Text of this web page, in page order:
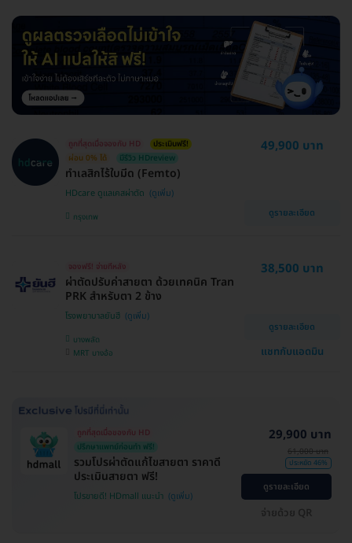
ถูกที่สุดเมื่อจองกับ HD
ประเมินฟรี!
ผ่อน 0% ได้
มีรีวิว HDreview
ทำเลสิกไร้ใบมีด (Femto)
HDcare ดูแลเคสผ่าตัด
กรุงเทพ
49,900 บาท
ดูรายละเอียด
จองฟรี! จ่ายทีหลัง
ผ่าตัดปรับค่าสายตา ด้วยเทคนิค Tran
PRK สำหรับตา 2 ข้าง
โรงพยาบาลยันฮี
บางพลัด
MRT บางอ้อ
38,500 บาท
ดูรายละเอียด
แชทกับแอดมิน
ถูกที่สุดเมื่อของกับ HD
ปรึกษาแพทย์ก่อนทำ ฟรี!
รวมโปรผ่าตัดแก้ไขสายตา ราคาดี
ประเมินสายตา ฟรี!
โปรขายดี! HDmall แนะนำ
29,900 บาท
61,000 บาท
ประหยัด 46%
ดูรายละเอียด